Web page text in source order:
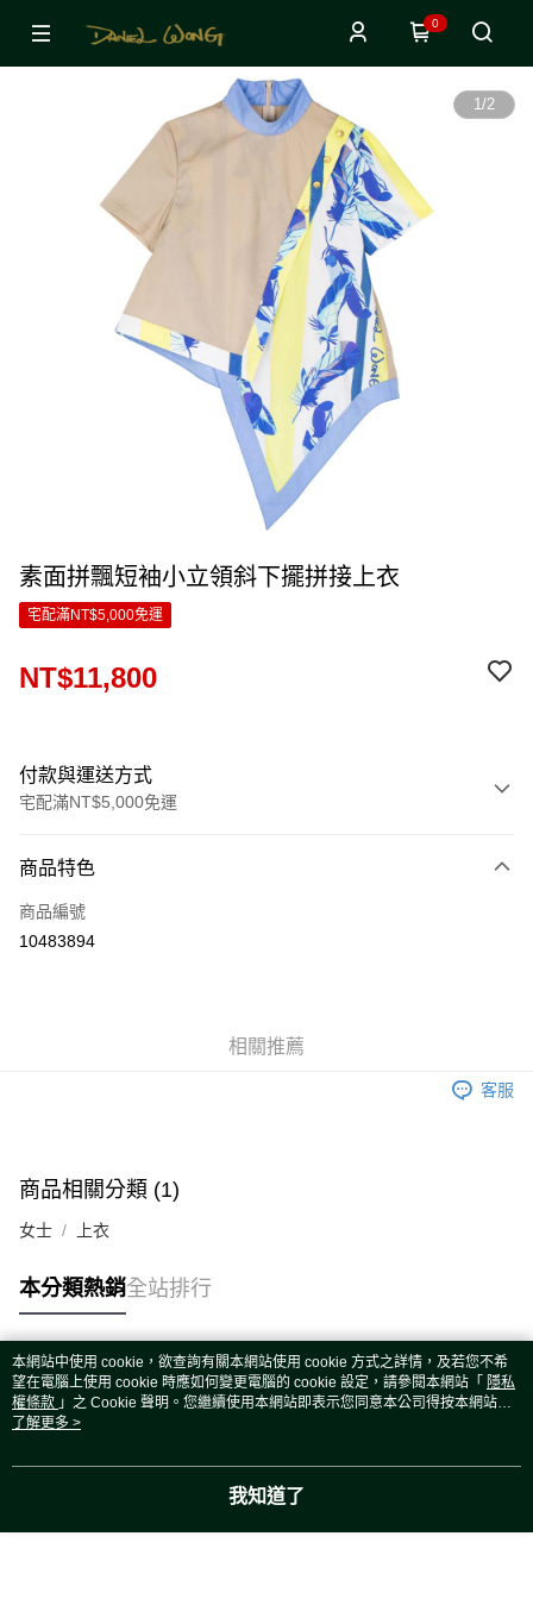
0
1/2
素面拼飄短袖小立領斜下擺拼接上衣
宅配滿NT$5,000免運
NT$11,800
付款與運送方式
宅配滿NT$5,000免運
信用卡一次付款
LINE Pay
宅配(外島)
每筆NT$120，滿NT$5,000(含以上)免運費
商品特色
商品編號
10483894
相關推薦
客服
商品相關分類 (1)
女士 上衣
本分類熱銷全站排行
熱門標籤
本網站中使用 cookie，欲查詢有關本網站使用 cookie 方式之詳情，及若您不希
望在電腦上使用 cookie 時應如何變更電腦的 cookie 設定，請參閱本網站「 隱私
權條款 」之 Cookie 聲明。您繼續使用本網站即表示您同意本公司得按本網站使
用條款之 Cookie 聲明使用 cookie。
了解更多 >
我知道了